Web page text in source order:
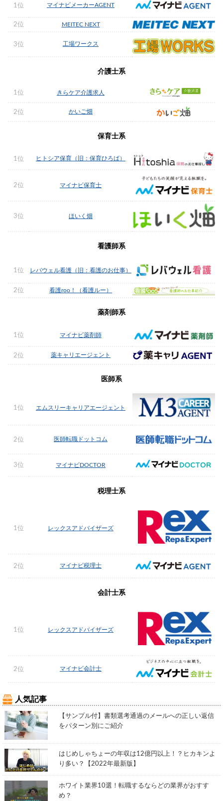
1位 マイナビメーカーAGENT
2位 MEITEC NEXT
3位 工場ワークス
介護士系
1位 きらケア介護求人
2位 かいご畑
保育士系
1位 ヒトシア保育（旧：保育ひろば）
2位 マイナビ保育士
3位 ほいく畑
看護師系
1位 レバウェル看護（旧：看護のお仕事）
2位 看護roo！（看護ルー）
薬剤師系
1位 マイナビ薬剤師
2位 薬キャリエージェント
医師系
1位 エムスリーキャリアエージェント
2位 医師転職ドットコム
3位 マイナビDOCTOR
税理士系
1位 レックスアドバイザーズ
2位 マイナビ税理士
会計士系
1位 レックスアドバイザーズ
2位 マイナビ会計士
人気記事
【サンプル付】書類選考通過のメールへの正しい返信
をパターン別にご紹介
はじめしゃちょーの年収は12億円以上！？ヒカキンよ
り多い？【2022年最新版】
ホワイト業界10選！転職するならどの業界がおすす
め？